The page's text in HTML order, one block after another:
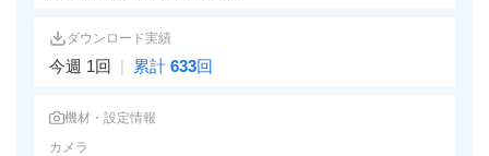
ダウンロード実績
今週 1回 | 累計 633回
機材・設定情報
カメラ